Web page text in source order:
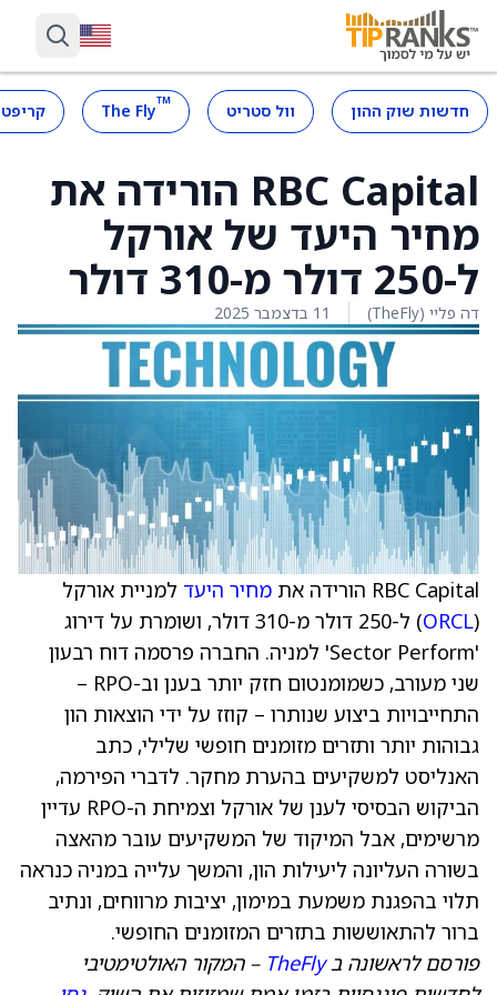
חדשות שוק ההון וול סטריט ™
The Fly
RBC Capital הורידה את
מחיר היעד של אורקל
ל-250 דולר מ-310 דולר
דה פליי (TheFly) 11 בדצמבר 2025
RBC Capital הורידה את מחיר היעד למניית אורקל
(
ORCL
) ל-250 דולר מ-310 דולר, ושומרת על דירוג
'Sector Perform' למניה. החברה פרסמה דוח רבעון
שני מעורב, כשמומנטום חזק יותר בענן וב-RPO –
התחייבויות ביצוע שנותרו – קוזז על ידי הוצאות הון
גבוהות יותר ותזרים מזומנים חופשי שלילי, כתב
האנליסט למשקיעים בהערת מחקר. לדברי הפירמה,
הביקוש הבסיסי לענן של אורקל וצמיחת ה-RPO עדיין
מרשימים, אבל המיקוד של המשקיעים עובר מהאצה
בשורה העליונה ליעילות הון, והמשך עלייה במניה כנראה
תלוי בהפגנת משמעת במימון, יציבות מרווחים, ונתיב
ברור להתאוששות בתזרים המזומנים החופשי.
פורסם לראשונה בTheFly – המקור האולטימטיבי